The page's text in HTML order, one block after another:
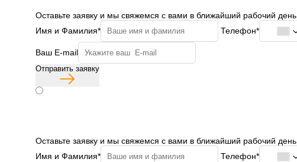
Оставьте заявку и мы свяжемся с вами в ближайший рабочий день
Имя и Фамилия*
Телефон*
Ваш E-mail
Отправить заявку
Оставьте заявку и мы свяжемся с вами в ближайший рабочий день
Имя и Фамилия*
Телефон*